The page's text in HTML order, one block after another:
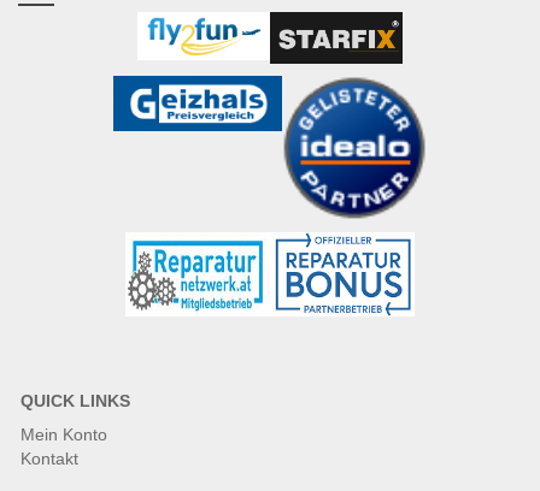
QUICK LINKS
Mein Konto
Kontakt